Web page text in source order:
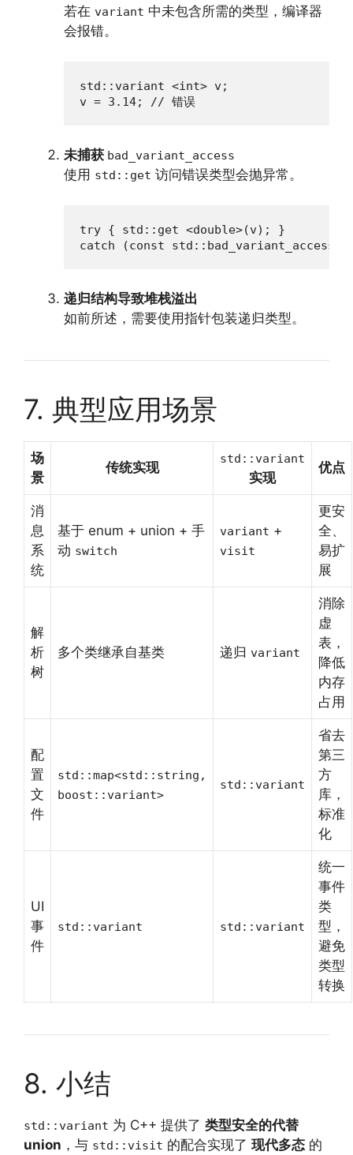
若在 variant 中未包含所需的类型，编译器
会报错。
std::variant <int> v;
v = 3.14; // 错误
未捕获 bad_variant_access
使用 std::get 访问错误类型会抛异常。
try { std::get <double>(v); }
catch (const
递归结构导致堆栈溢出
如前所述，需要使用指针包装递归类型。
7. 典型应用场景
场
景
传统实现
std::variant
实现
优点
消
息
系
统
基于 enum + union + 手
动 switch
variant +
visit
更安
全、
易扩
展
解
析
树
多个类继承自基类 递归 variant
消除
虚
表，
降低
内存
占用
配
置
文
件
std::map<std::string,
boost::variant>
std::variant
省去
第三
方
库，
标准
化
UI
事
件
std::variant std::variant
统一
事件
类
型，
避免
类型
转换
8. 小结
std::variant 为 C++ 提供了 类型安全的代替
union ，与 std::visit 的配合实现了 现代多态 的